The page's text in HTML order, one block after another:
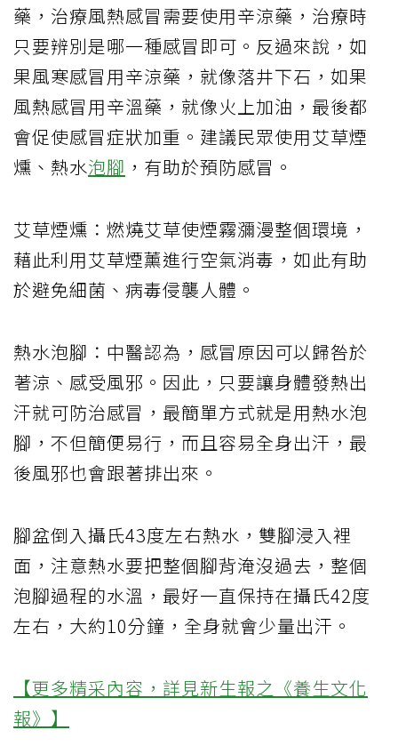
藥，治療風熱感冒需要使用辛涼藥，治療時
只要辨別是哪一種感冒即可。反過來說，如
果風寒感冒用辛涼藥，就像落井下石，如果
風熱感冒用辛溫藥，就像火上加油，最後都
會促使感冒症狀加重。建議民眾使用艾草煙
燻、熱水泡腳 ，有助於預防感冒。
艾草煙燻：燃燒艾草使煙霧瀰漫整個環境，
藉此利用艾草煙薰進行空氣消毒，如此有助
於避免細菌、病毒侵襲人體。
熱水泡腳：中醫認為，感冒原因可以歸咎於
著涼、感受風邪。因此，只要讓身體發熱出
汗就可防治感冒，最簡單方式就是用熱水泡
腳，不但簡便易行，而且容易全身出汗，最
後風邪也會跟著排出來。
腳盆倒入攝氏43度左右熱水，雙腳浸入裡
面，注意熱水要把整個腳背淹沒過去，整個
泡腳過程的水溫，最好一直保持在攝氏42度
左右，大約10分鐘，全身就會少量出汗。
【更多精采內容，詳見新生報之《養生文化
報》】